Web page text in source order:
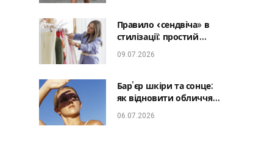
Правило «сендвіча» в
стилізації: простий
лайфхак, який зробить
09.07.2026
Бар’єр шкіри та сонце:
як відновити обличчя
після відпустки та
06.07.2026